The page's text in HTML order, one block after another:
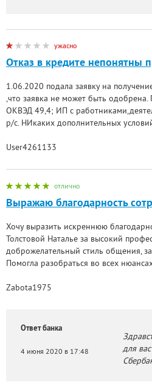
ужасно
Отказ в кредите непонятны
1.06.2020 подала заявку на
,что заявка не может быть
ОКВЭД 49,4; ИП с
р/с. НИкаких дополнительных
User4261133
отлично
Выражаю благодарность
Хочу выразить искреннюю
Толстовой Наталье за высокий
доброжелательный стиль общения,
Помогла разобраться во всех
Zabota1975
Ответ банка
4 июня 2020 в 17:48
для